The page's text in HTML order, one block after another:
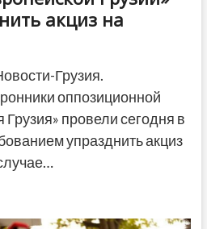
акциз на
Грузия.
оппозиционной
провели сегодня в
упразднить акциз